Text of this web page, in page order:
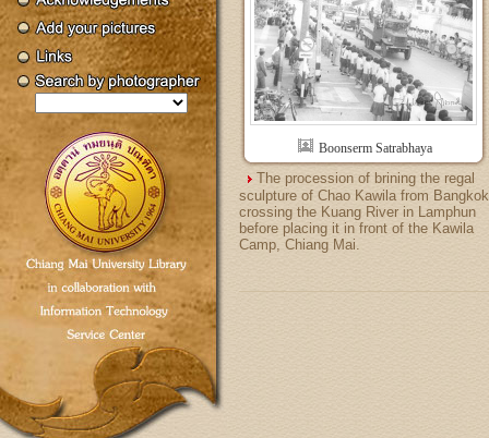
Boonserm Satrabhaya
The procession of brining the regal
sculpture of Chao Kawila from Bangkok
crossing the Kuang River in Lamphun
before placing it in front of the Kawila
Camp, Chiang Mai.